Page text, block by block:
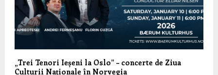
„Trei Tenori Ieșeni la Oslo” – concerte de Ziua
Culturii Naționale în Norvegia